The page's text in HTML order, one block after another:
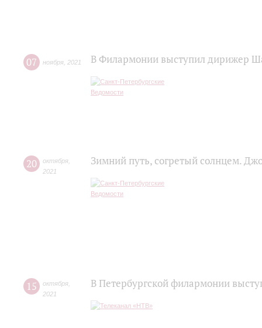
07 ноября 2021 В Филармонии выступил дирижер
20 октября
2021
Зимний путь, согретый солнцем.
15 октября
2021
В Петербургской филармонии